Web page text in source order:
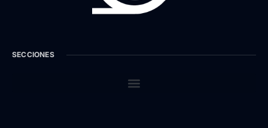
SECCIONES